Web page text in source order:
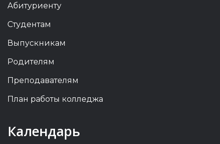
Абитуриенту
Студентам
Выпускникам
Родителям
Преподавателям
План работы колледжа
Календарь
Previous
Year
Previous
Month
YearMonth